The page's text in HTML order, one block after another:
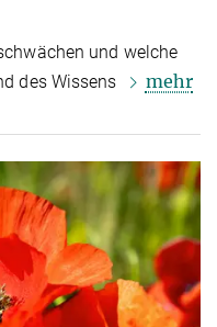
und welche
des Wissens
mehr